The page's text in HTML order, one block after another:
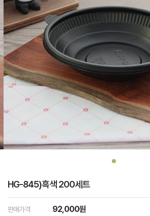
HG-845)흑색 200세트
판매가격 92,000원